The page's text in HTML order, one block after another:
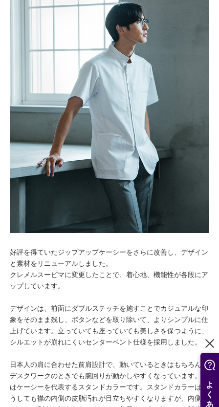
好評を得ていたジップアップケーシーをさらに改善し、デザイン
と素材をリニューアルしました。
クレメルスーピマに変更したことで、着心地、機能性が各段にア
ップしています。
デザインは、前面にダブルステッチを施すことでカジュアルな印
象をそのまま残し、ボタンなどを取り除いて、よりシンプルに仕
上げています。立っていても座っていても美しさを保つように、
シルエットが崩れにくいセンターベント仕様を採用しました。
日本人の肩に合わせた前肩設計で、動いているときはもちろん、
デスクワークのときでも腕回りが動かしやすくなっています。襟
はケーシーを代表するスタンドカラーです。スタンドカラーはど
うしても襟の内側の皮脂汚れが目立ちやすくなりますが、内側に